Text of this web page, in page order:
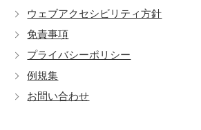
ウェブアクセシビリティ方針
免責事項
プライバシーポリシー
例規集
お問い合わせ